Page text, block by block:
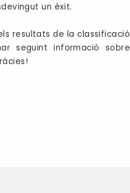
un èxit.
resultats de la classificació
seguint informació sobre